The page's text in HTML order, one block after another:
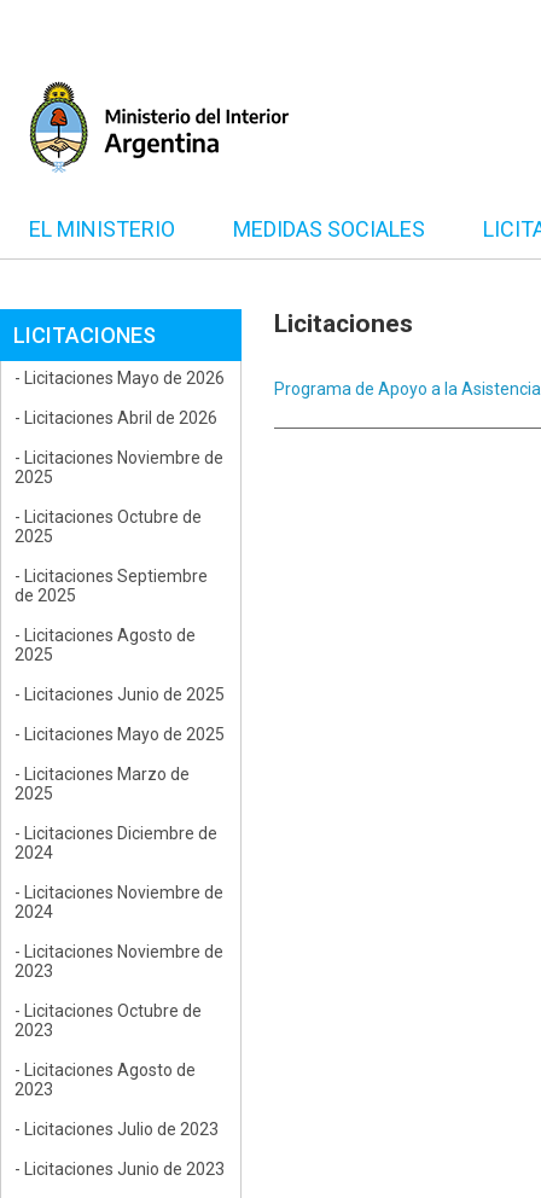
EL MINISTERIO MEDIDAS SOCIALES
LICITACIONES
- Licitaciones Mayo de 2026
- Licitaciones Abril de 2026
- Licitaciones Noviembre de
2025
- Licitaciones Octubre de
2025
- Licitaciones Septiembre
de 2025
- Licitaciones Agosto de
2025
- Licitaciones Junio de 2025
- Licitaciones Mayo de 2025
- Licitaciones Marzo de
2025
- Licitaciones Diciembre de
2024
- Licitaciones Noviembre de
2024
- Licitaciones Noviembre de
2023
- Licitaciones Octubre de
2023
- Licitaciones Agosto de
2023
- Licitaciones Julio de 2023
- Licitaciones Junio de 2023
Licitaciones
Programa de Apoyo a la